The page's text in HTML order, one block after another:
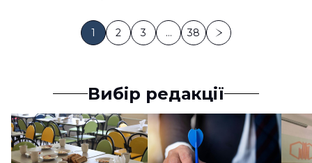
1 2 3 … 38
Вибір редакції